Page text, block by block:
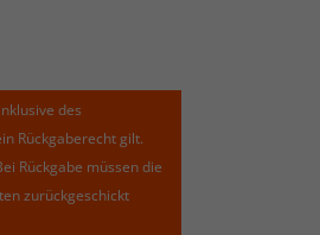
des
Rückgaberecht gilt.
Rückgabe müssen die
zurückgeschickt